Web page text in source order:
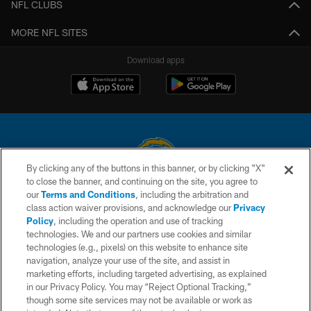
NFL CLUBS
MORE NFL SITES
Download apps
© 2026 Chargers Football Company, LLC. All rights reserved. This website
is managed on a digital platform of the National Football League.
CONTACT US
WEBSITE ACCESSIBILITY
TERMS AND CONDITIONS
PRIVACY POLICY
By clicking any of the buttons in this banner, or by clicking "X"
to close the banner, and continuing on the site, you agree to
ourTerms and Conditions, including the arbitration and
class action waiver provisions, and acknowledge ourPrivacy
Policy, including the operation and use of tracking
technologies. We and our partners use cookies and similar
technologies (e.g., pixels) on this website to enhance site
navigation, analyze your use of the site, and assist in
marketing efforts, including targeted advertising, as explained
in our Privacy Policy. You may “Reject Optional Tracking,”
though some site services may not be available or work as